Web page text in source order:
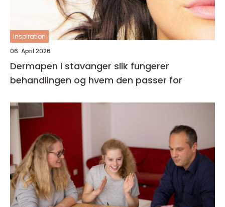
inspiration
06. April 2026
Dermapen i stavanger slik fungerer
behandlingen og hvem den passer for